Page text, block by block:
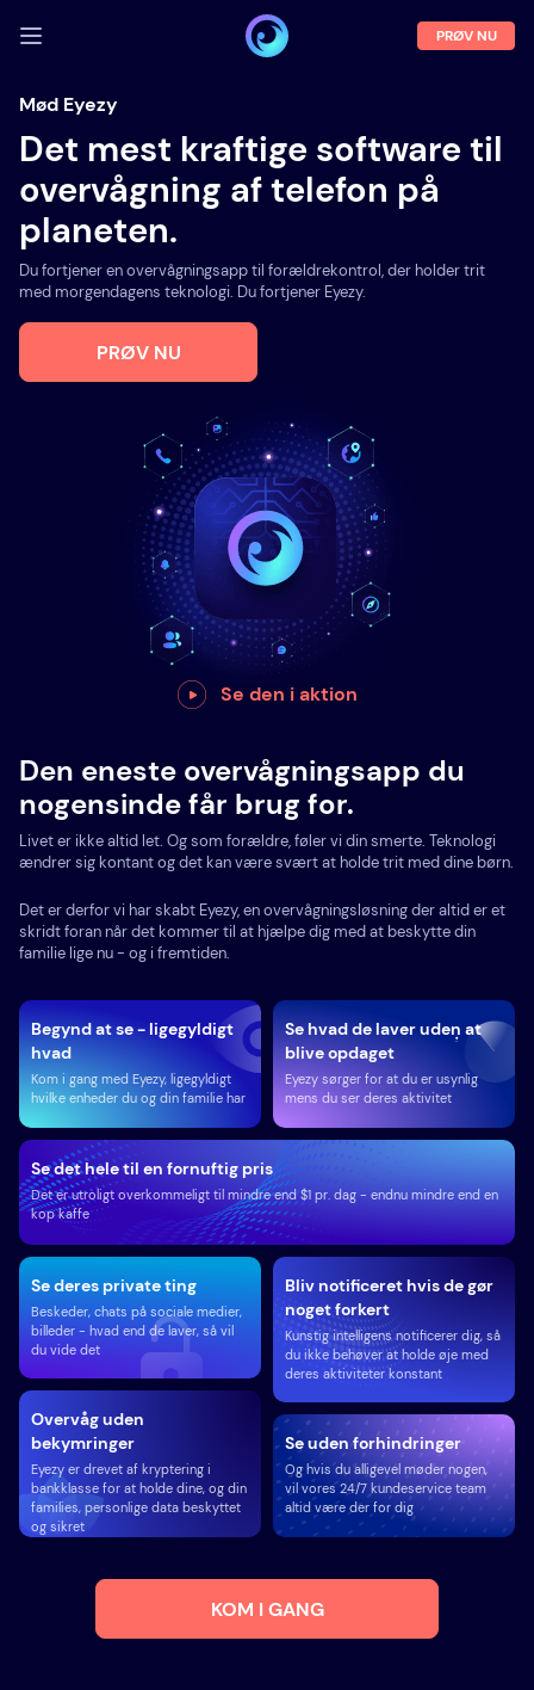
LOG IND
Demo
Funktioner
Om os
Blog
PRØV NU
Mød Eyezy
Det mest kraftige software til
overvågning af telefon på
planeten.
Du fortjener en overvågningsapp til forældrekontrol, der holder trit
med morgendagens teknologi. Du fortjener Eyezy.
PRØV NU
Se den i aktion
Den eneste overvågningsapp du
nogensinde får brug for.
Livet er ikke altid let. Og som forældre, føler vi din smerte. Teknologi
ændrer sig kontant og det kan være svært at holde trit med dine børn.
Det er derfor vi har skabt Eyezy, en overvågningsløsning der altid er et
skridt foran når det kommer til at hjælpe dig med at beskytte din
familie lige nu - og i fremtiden.
Begynd at se - ligegyldigt
hvad
Kom i gang med Eyezy, ligegyldigt
hvilke enheder du og din familie har
Se hvad de laver uden at
blive opdaget
Eyezy sørger for at du er usynlig
mens du ser deres aktivitet
Overvåg uden
bekymringer
Eyezy er drevet af kryptering i
bankklasse for at holde dine, og din
families, personlige data beskyttet
og sikret
Se deres private ting
Beskeder, chats på sociale medier,
billeder - hvad end de laver, så vil
du vide det
Se det hele til en fornuftig pris
Det er utroligt overkommeligt til mindre end $1 pr. dag - endnu mindre end en
kop kaffe
Bliv notificeret hvis de gør
noget forkert
Kunstig intelligens notificerer dig, så
du ikke behøver at holde øje med
deres aktiviteter konstant
Se uden forhindringer
Og hvis du alligevel møder nogen,
vil vores 24/7 kundeservice team
altid være der for dig
KOM I GANG